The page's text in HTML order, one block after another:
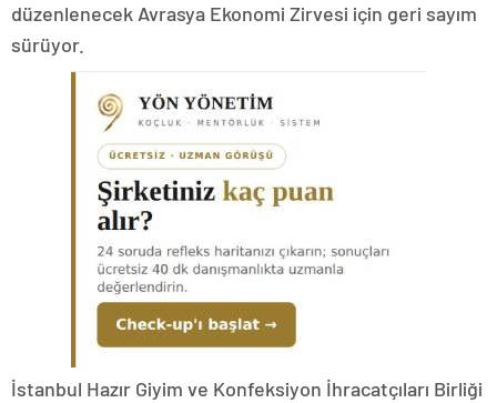
düzenlenecek Avrasya Ekonomi Zirvesi için geri sayım
sürüyor.
İstanbul Hazır Giyim ve Konfeksiyon İhracatçıları Birliği